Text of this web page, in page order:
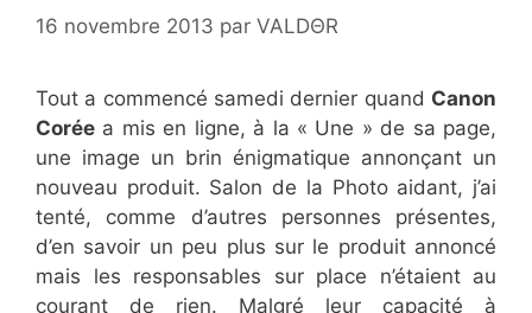
16 novembre 2013 par VALDΘR
Tout a commencé samedi dernier quand Canon
Corée a mis en ligne, à la « Une » de sa page,
une image un brin énigmatique annonçant un
nouveau produit. Salon de la Photo aidant, j’ai
tenté, comme d’autres personnes présentes,
d’en savoir un peu plus sur le produit annoncé
mais les responsables sur place n’étaient au
courant de rien. Malgré leur capacité à